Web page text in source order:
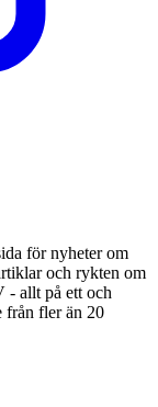
för nyheter om
och rykten om
- allt på ett och
från fler än 20